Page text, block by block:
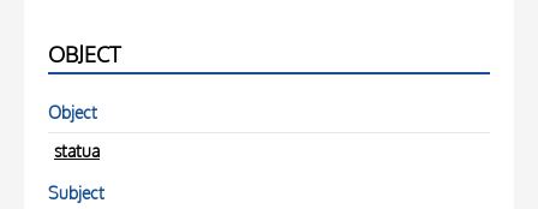
OBJECT
Object
statua
Subject